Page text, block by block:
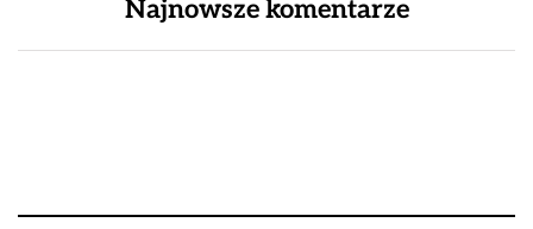
Najnowsze komentarze